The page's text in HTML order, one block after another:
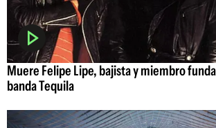
Muere Felipe Lipe, bajista y miembro
banda Tequila